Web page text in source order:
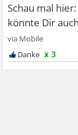
x 3